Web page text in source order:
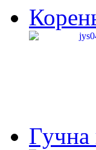
Гучна